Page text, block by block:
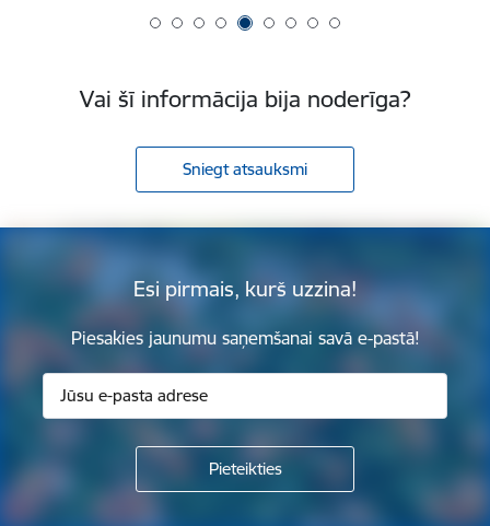
Vai šī informācija bija noderīga?
Sniegt atsauksmi
Esi pirmais, kurš uzzina!
Piesakies jaunumu saņemšanai savā e-pastā!